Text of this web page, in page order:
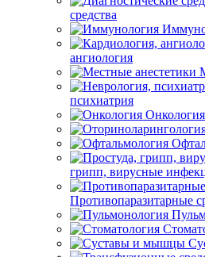
средства
ангиология
психиатрия
Онкология
грипп, вирусные
Противопаразитарные